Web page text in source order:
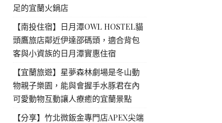
足的宜蘭火鍋店
【南投住宿】日月潭OWL HOSTEL貓
頭鷹旅店鄰近伊達邵碼頭，適合背包
客與小資族的日月潭實惠住宿
【宜蘭旅遊】星夢森林劇場是冬山動
物親子樂園，能與會握手水豚君在內
可愛動物互動讓人療癒的宜蘭景點
【分享】竹北微鈑金專門店APEX尖端